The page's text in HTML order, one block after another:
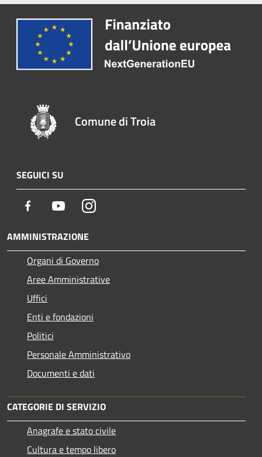
Comune di Troia
SEGUICI SU
Facebook YoutubeInstagram
AMMINISTRAZIONE
Organi di Governo
Aree Amministrative
Uffici
Enti e fondazioni
Politici
Personale Amministrativo
Documenti e dati
CATEGORIE DI SERVIZIO
Anagrafe e stato civile
Cultura e tempo libero